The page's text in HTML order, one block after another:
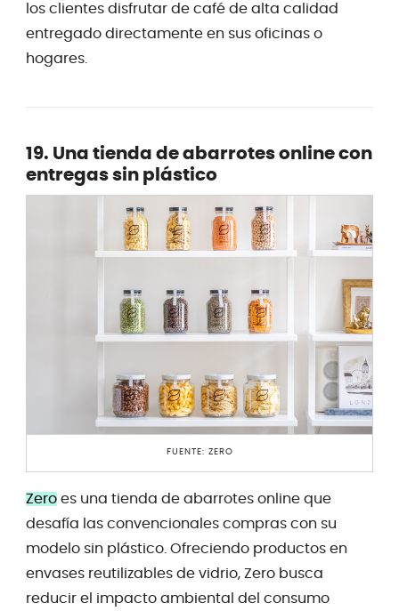
los clientes disfrutar de café de alta calidad
entregado directamente en sus oficinas o
hogares.
19. Una tienda de abarrotes online con
entregas sin plástico
FUENTE: ZERO
Zero es una tienda de abarrotes online que
desafía las convencionales compras con su
modelo sin plástico. Ofreciendo productos en
envases reutilizables de vidrio, Zero busca
reducir el impacto ambiental del consumo